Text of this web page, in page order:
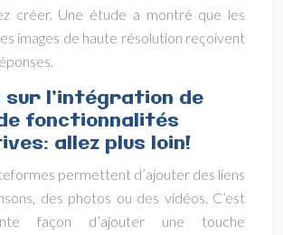
créer. Une étude a montré que les
images de haute résolution reçoivent
sur l’intégration de
fonctionnalités
allez plus loin!
permettent d’ajouter des liens
des photos ou des vidéos. C’est
façon d’ajouter une touche